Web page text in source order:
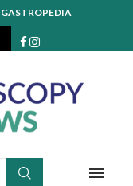
GASTROPEDIA